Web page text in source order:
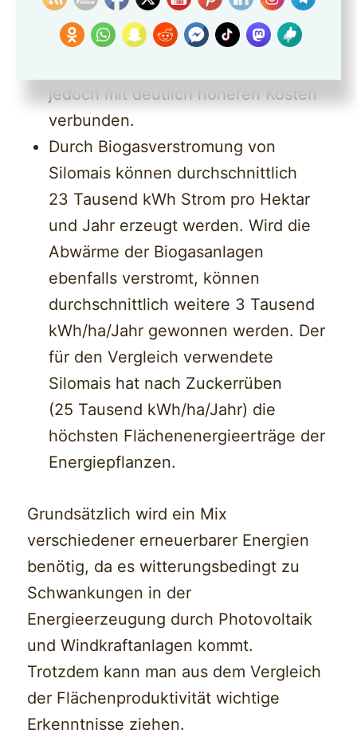
landwirtschaftliche Fläche weiter
bewirtschaftet werden kann. Die
jedoch mit deutlich höheren Kosten
verbunden.
Durch Biogasverstromung von
Silomais können durchschnittlich
23 Tausend kWh Strom pro Hektar
und Jahr erzeugt werden. Wird die
Abwärme der Biogasanlagen
ebenfalls verstromt, können
durchschnittlich weitere 3 Tausend
kWh/ha/Jahr gewonnen werden. Der
für den Vergleich verwendete
Silomais hat nach Zuckerrüben
(25 Tausend kWh/ha/Jahr) die
höchsten Flächenenergieerträge der
Energiepflanzen.
Grundsätzlich wird ein Mix
verschiedener erneuerbarer Energien
benötig, da es witterungsbedingt zu
Schwankungen in der
Energieerzeugung durch Photovoltaik
und Windkraftanlagen kommt.
Trotzdem kann man aus dem Vergleich
der Flächenproduktivität wichtige
Erkenntnisse ziehen.